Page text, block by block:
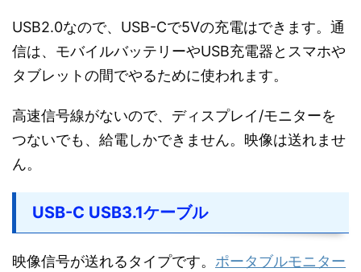
USB2.0なので、USB-Cで5Vの充電はできます。通
信は、モバイルバッテリーやUSB充電器とスマホや
タブレットの間でやるために使われます。
高速信号線がないので、ディスプレイ/モニターを
つないでも、給電しかできません。映像は送れませ
ん。
USB-C USB3.1ケーブル
映像信号が送れるタイプです。 ポータブルモニター